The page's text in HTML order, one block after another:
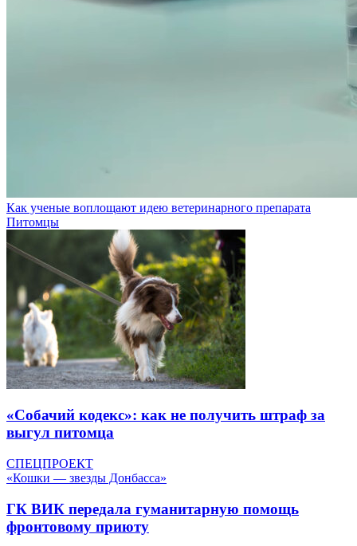
Как ученые воплощают идею ветеринарного препарата
Питомцы
«Собачий кодекс»: как не получить штраф за
выгул питомца
СПЕЦПРОЕКТ
«Кошки — звезды Донбасса»
ГК ВИК передала гуманитарную помощь
фронтовому приюту